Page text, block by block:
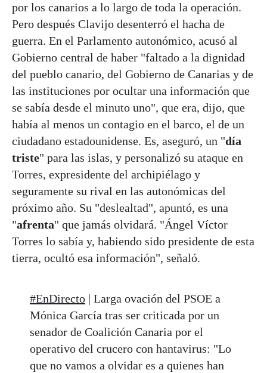
por los canarios a lo largo de toda la operación.
Pero después Clavijo desenterró el hacha de
guerra. En el Parlamento autonómico, acusó al
Gobierno central de haber "faltado a la dignidad
del pueblo canario, del Gobierno de Canarias y de
las instituciones por ocultar una información que
se sabía desde el minuto uno", que era, dijo, que
había al menos un contagio en el barco, el de un
ciudadano estadounidense. Es, aseguró, un "día
triste" para las islas, y personalizó su ataque en
Torres, expresidente del archipiélago y
seguramente su rival en las autonómicas del
próximo año. Su "deslealtad", apuntó, es una
"afrenta" que jamás olvidará. "Ángel Víctor
Torres lo sabía y, habiendo sido presidente de esta
tierra, ocultó esa información", señaló.
#EnDirecto | Larga ovación del PSOE a
Mónica García tras ser criticada por un
senador de Coalición Canaria por el
operativo del crucero con hantavirus: "Lo
que no vamos a olvidar es a quienes han